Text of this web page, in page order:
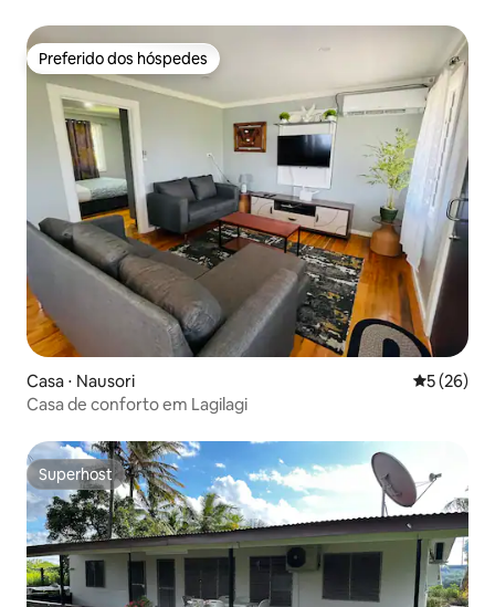
Preferido dos hóspedes
Preferido dos hóspedes
Casa ⋅ Nausori 5 de uma
5 (26)
Casa de conforto em Lagilagi
Superhost
Superhost